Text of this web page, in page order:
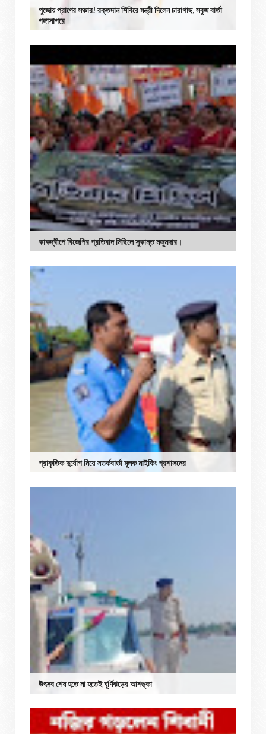
পুজোয় প্রাণের সঞ্চার! রক্তদান শিবিরে মন্ত্রী দিলেন চারাগাছ, সবুজ বার্তা
গঙ্গাসাগরে
কাকদ্বীপে বিজেপির প্রতিবাদ মিছিলে সুকান্ত মজুমদার।
প্রাকৃতিক দুর্যোগ নিয়ে সতর্কবার্তা মূলক মাইকিং প্রশাসনের
উৎসব শেষ হতে না হতেই ঘূর্ণিঝড়ের আশঙ্কা